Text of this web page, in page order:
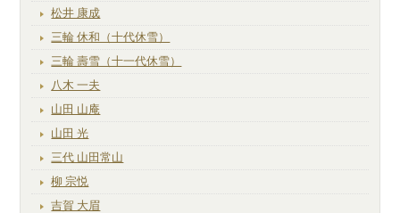
松井 康成
三輪 休和（十代休雪）
三輪 壽雪（十一代休雪）
八木 一夫
山田 山庵
山田 光
三代 山田常山
柳 宗悦
吉賀 大眉